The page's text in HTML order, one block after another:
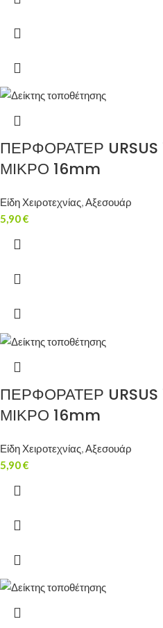
ΠΕΡΦΟΡΑΤΕΡ URSUS
ΜΙΚΡΟ 16mm
Είδη Χειροτεχνίας,Αξεσουάρ
5,90€
ΠΕΡΦΟΡΑΤΕΡ URSUS
ΜΙΚΡΟ 16mm
Είδη Χειροτεχνίας,Αξεσουάρ
5,90€